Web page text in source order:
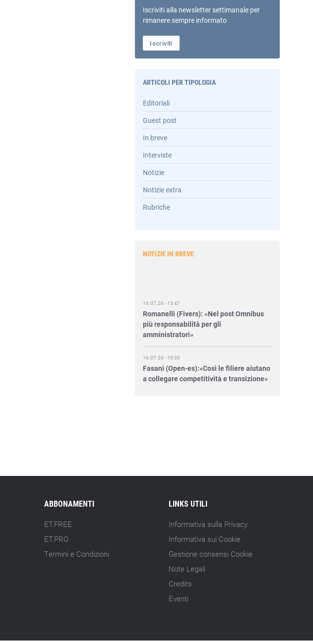
Iscriviti alla newsletter settimanale per
rimanere sempre informato
Iscriviti
ARTICOLI PER TIPOLOGIA
Editoriali
Guest post
In breve
Interviste
Notizie
Notizie extra
Rubriche
NOTIZIE IN BREVE
Romanelli (Fivers): «Nel post Omnibus
più responsabilità per gli
amministratori»
Fasani (Open-es):«Così le filiere aiutano
a collegare competitività e transizione»
15.07.26 - 8:00
14.07.26 - 12:20
Gramegna (ERG): «Valutare gli impatti
ESG degli investimenti»
14.07.26 - 11:00
Tornano le Settimane SRI: oltre 20
appuntamenti
ABBONAMENTI
ET.FREE
ET.PRO
Termini e Condizioni
LINKS UTILI
Informativa sulla Privacy
Informativa sui Cookie
Gestione consensi Cookie
Note Legali
Credits
Eventi